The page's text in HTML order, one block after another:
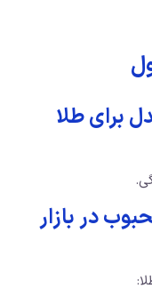
برای طلا
در بازار